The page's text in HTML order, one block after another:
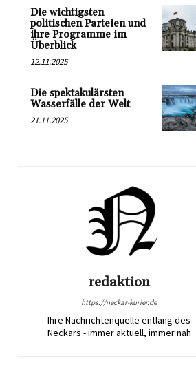
Die wichtigsten
politischen Parteien und
ihre Programme im
Überblick
12.11.2025
Die spektakulärsten
Wasserfälle der Welt
21.11.2025
redaktion
https://neckar-kurier.de
Ihre Nachrichtenquelle entlang des
Neckars - immer aktuell, immer nah